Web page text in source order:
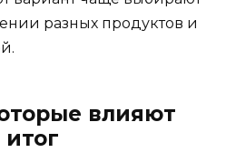
разных продуктов и
влияют